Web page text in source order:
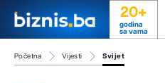
20+
godina
sa vama
Početna Vijesti Svijet